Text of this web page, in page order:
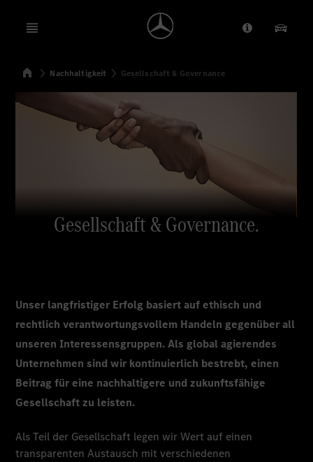
Open menu Anbieter/
SuchenStartseite
Nachhaltigkeit Gesellschaft & Governance
Gesellschaft & Governance.
Unser langfristiger Erfolg basiert auf ethisch und
rechtlich verantwortungsvollem Handeln gegenüber all
unseren Interessensgruppen. Als global agierendes
Unternehmen sind wir kontinuierlich bestrebt, einen
Beitrag für eine nachhaltigere und zukunftsfähige
Gesellschaft zu leisten.
Als Teil der Gesellschaft legen wir Wert auf einen
transparenten Austausch mit verschiedenen